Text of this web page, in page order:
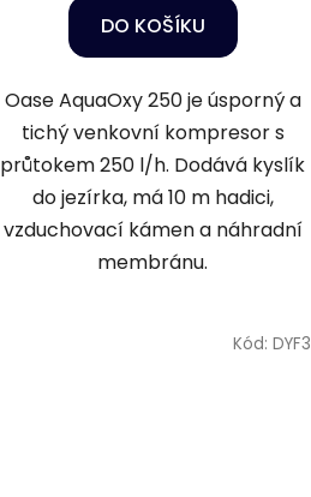
DO KOŠÍKU
Oase AquaOxy 250 je úsporný a
tichý venkovní kompresor s
průtokem 250 l/h. Dodává kyslík
do jezírka, má 10 m hadici,
vzduchovací kámen a náhradní
membránu.
Kód: DYF3